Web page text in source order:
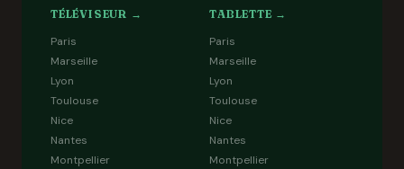
TÉLÉVISEUR →
Paris
Marseille
Lyon
Toulouse
Nice
Nantes
Montpellier
TABLETTE →
Paris
Marseille
Lyon
Toulouse
Nice
Nantes
Montpellier